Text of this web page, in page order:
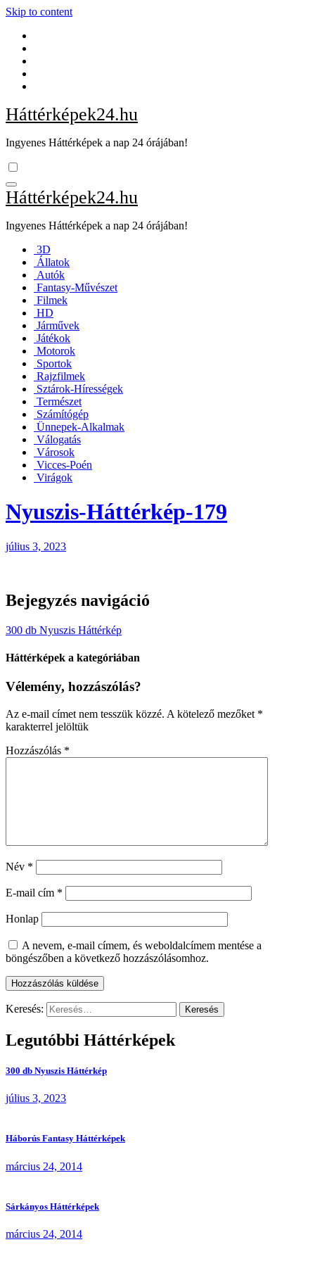
Skip to content
Háttérképek24.hu
Ingyenes Háttérképek a nap 24 órájában!
Háttérképek24.hu
Ingyenes Háttérképek a nap 24 órájában!
3D
Állatok
Autók
Fantasy-Művészet
Filmek
HD
Járművek
Játékok
Motorok
Sportok
Rajzfilmek
Sztárok-Hírességek
Természet
Számítógép
Ünnepek-Alkalmak
Válogatás
Városok
Vicces-Poén
Virágok
Nyuszis-Háttérkép-179
július 3, 2023
Bejegyzés navigáció
300 db Nyuszis Háttérkép
Háttérképek a kategóriában
Vélemény, hozzászólás?
Az e-mail címet nem tesszük közzé. A kötelező mezőket *
karakterrel jelöltük
Hozzászólás *
Név *
E-mail cím *
Honlap
A nevem, e-mail címem, és weboldalcímem mentése a
böngészőben a következő hozzászólásomhoz.
Keresés:
Legutóbbi Háttérképek
300 db Nyuszis Háttérkép
július 3, 2023
Háborús Fantasy Háttérképek
március 24, 2014
Sárkányos Háttérképek
március 24, 2014